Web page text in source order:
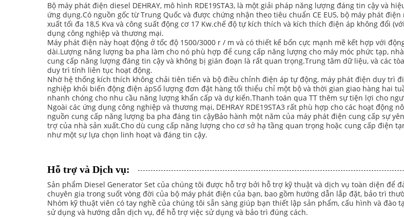
Bộ máy phát điện diesel DEHRAY, mô hình RDE19STA3, là một giải pháp năng lượng đáng tin cậy và
ứng dụng.Có nguồn gốc từ Trung Quốc và được chứng nhận theo tiêu chuẩn CE EU5, bộ máy phát
xuất tối đa 18,5 Kva và công suất động cơ 17 Kw.chế độ tự kích thích và kích thích điện áp không đổi
dụng công nghiệp và thương mại.
Máy phát điện này hoạt động ở tốc độ 1500/3000 r / m và có thiết kế bốn cực mạnh mẽ kết hợp với
dài.Lượng năng lượng ba pha làm cho nó phù hợp để cung cấp năng lượng cho máy móc phức tạp,
cung cấp năng lượng đáng tin cậy và không bị gián đoạn là rất quan trọng.Trung tâm dữ liệu, và các
duy trì tính liên tục hoạt động.
Nhờ hệ thống kích thích không chải tiên tiến và bộ điều chỉnh điện áp tự động, máy phát điện duy trì
nghiệp khỏi biến động điện ápSố lượng đơn đặt hàng tối thiểu chỉ một bộ và thời gian giao hàng hai
nhanh chóng cho nhu cầu năng lượng khẩn cấp và dự kiến.Thanh toán qua TT thêm sự tiện lợi cho
Ngoài các ứng dụng công nghiệp và thương mại, DEHRAY RDE19STA3 rất phù hợp cho các hoạt động
nguồn cung cấp năng lượng ba pha đáng tin cậyBảo hành một năm của máy phát điện cung cấp sự
trợ của nhà sản xuất.Cho dù cung cấp năng lượng cho cơ sở hạ tầng quan trọng hoặc cung cấp điện
như một sự lựa chọn linh hoạt và đáng tin cậy.
Hỗ trợ và Dịch vụ:
Sản phẩm Diesel Generator Set của chúng tôi được hỗ trợ bởi hỗ trợ kỹ thuật và dịch vụ toàn diện để
chuyên gia trong suốt vòng đời của bộ máy phát điện của bạn, bao gồm hướng dẫn lắp đặt, bảo trì
Nhóm kỹ thuật viên có tay nghề của chúng tôi sẵn sàng giúp bạn thiết lập sản phẩm, cấu hình và đào
sử dụng và hướng dẫn dịch vụ, để hỗ trợ việc sử dụng và bảo trì đúng cách.